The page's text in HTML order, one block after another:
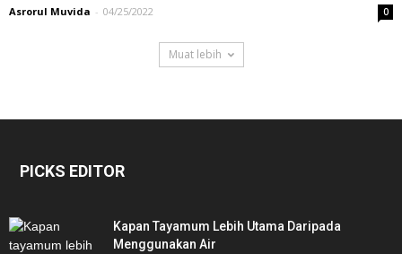
Asrorul Muvida - 04/25/2022 0
Muat lebih
PICKS EDITOR
Kapan Tayamum Lebih Utama Daripada
Menggunakan Air